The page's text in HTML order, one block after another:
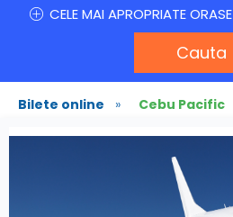
CELE MAI APROPRIATE ORASE
Cauta
Bilete online » Cebu Pacific